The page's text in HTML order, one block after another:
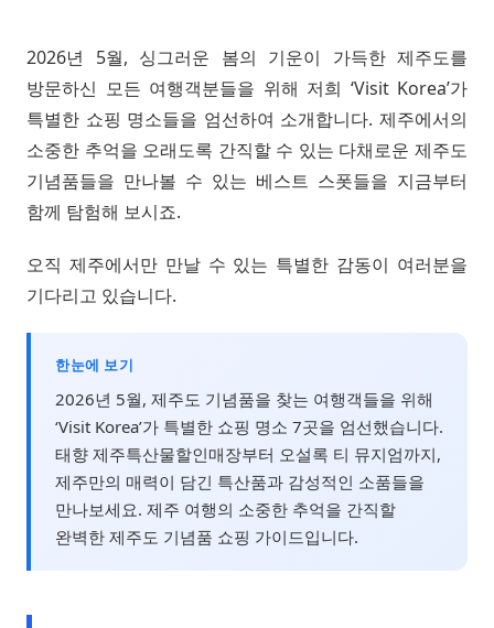
2026년 5월, 싱그러운 봄의 기운이 가득한 제주도를
방문하신 모든 여행객분들을 위해 저희 ‘Visit Korea’가
특별한 쇼핑 명소들을 엄선하여 소개합니다. 제주에서의
소중한 추억을 오래도록 간직할 수 있는 다채로운 제주도
기념품들을 만나볼 수 있는 베스트 스폿들을 지금부터
함께 탐험해 보시죠.
오직 제주에서만 만날 수 있는 특별한 감동이 여러분을
기다리고 있습니다.
한눈에 보기
2026년 5월, 제주도 기념품을 찾는 여행객들을 위해
‘Visit Korea’가 특별한 쇼핑 명소 7곳을 엄선했습니다.
태향 제주특산물할인매장부터 오설록 티 뮤지엄까지,
제주만의 매력이 담긴 특산품과 감성적인 소품들을
만나보세요. 제주 여행의 소중한 추억을 간직할
완벽한 제주도 기념품 쇼핑 가이드입니다.